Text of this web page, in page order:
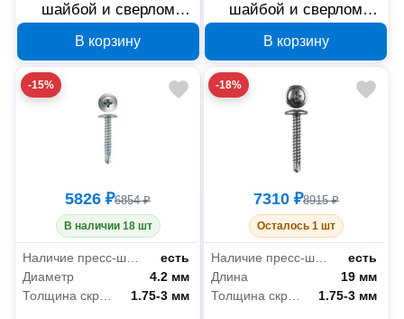
шайбой и сверлом
4.2x51 мм
В корзину
шайбой и сверлом
4.2x19 мм
В корзину
-15%
5826 ₽6854 ₽
В наличии 18 шт
есть
Диаметр
4.2 мм
1.75-3 мм
-18%
7310 ₽8915 ₽
Осталось 1 шт
Наличие пресс-шайбы
есть
Длина
19 мм
Толщина скрепляемых материалов
1.75-3 мм